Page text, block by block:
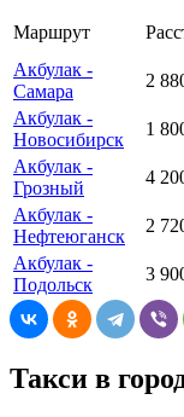
Маршрут
Акбулак -
Самара
2
Акбулак -
Новосибирск
1
Акбулак -
Грозный
4
Акбулак -
Нефтеюганск
2
Акбулак -
Подольск
3
Такси в